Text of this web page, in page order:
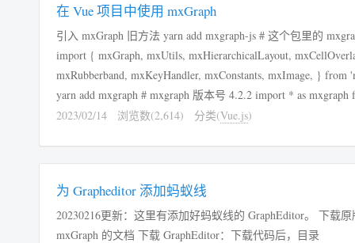
在 Vue 项目中使用 mxGraph
引入 mxGraph 旧方法 yarn add mxgraph-js # 这个包里的
import { mxGraph, mxUtils, mxHierarchicalLayout, mxCellOverlay, mxEvent,
mxRubberband, mxKeyHandler, mxConstants, mxImage, } from 'mxgraph-js'; 官方用法
yarn add mxgraph # mxgraph 版本号 4.2.2 import * as mxgraph from 'mxgraph'; const
{ mxGraph, mxUtils, m...
2023/02/14 浏览数(2,614) 分类(Vue.js)
为 Grapheditor 添加蚂蚁线
20230216更新：这里有添加好蚂蚁线的 GraphEditor。 下载原版 GraphEditor 来自
mxGraph 的文档 下载 GraphEditor：下载代码后，目录